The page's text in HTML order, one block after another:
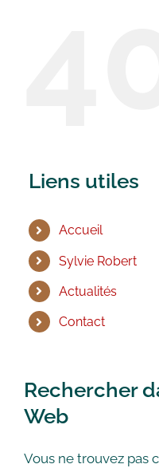
Liens utiles
Accueil
Sylvie Robert
Actualités
Contact
Rechercher
Web
Vous ne trouvez pas